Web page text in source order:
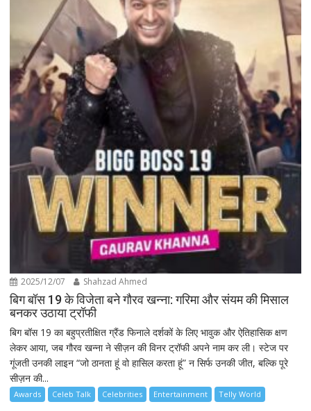
2025/12/07 Shahzad Ahmed
बिग बॉस 19 के विजेता बने गौरव खन्ना: गरिमा और संयम की मिसाल
बनकर उठाया ट्रॉफी
बिग बॉस 19 का बहुप्रतीक्षित ग्रैंड फिनाले दर्शकों के लिए भावुक और ऐतिहासिक क्षण
लेकर आया, जब गौरव खन्ना ने सीज़न की विनर ट्रॉफी अपने नाम कर ली। स्टेज पर
गूंजती उनकी लाइन “जो ठानता हूं वो हासिल करता हूं” न सिर्फ उनकी जीत, बल्कि पूरे
सीज़न की...
Awards Celeb Talk Celebrities Entertainment Telly World